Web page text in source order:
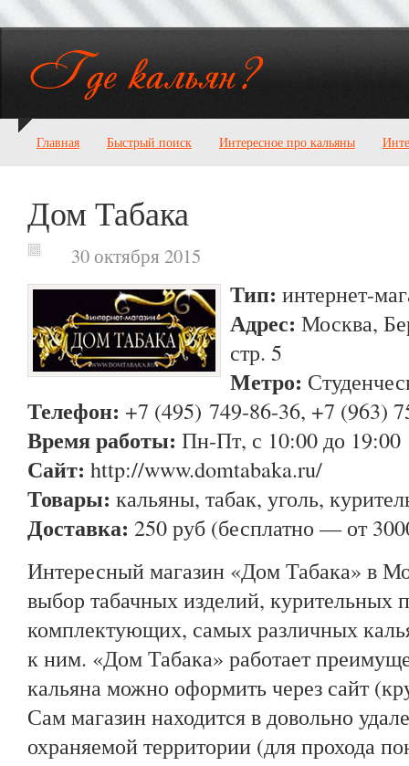
Главная Быстрый поиск Интересное про кальяны
Дом Табака
30 октября 2015
Тип: интернет-
Адрес: Москва,
стр. 5
Метро:
Телефон: +7 (495) 749-86-36, +7 (963)
Время работы: Пн-Пт, с 10:00 до 19:00
Сайт: http://www.domtabaka.ru/
Товары: кальяны, табак, уголь,
Доставка: 250 руб (бесплатно — от
Интересный магазин «Дом Табака» в
выбор табачных изделий, курительных
комплектующих, самых различных
к ним. «Дом Табака» работает
кальяна можно оформить через сайт
Сам магазин находится в довольно
охраняемой территории (для прохода